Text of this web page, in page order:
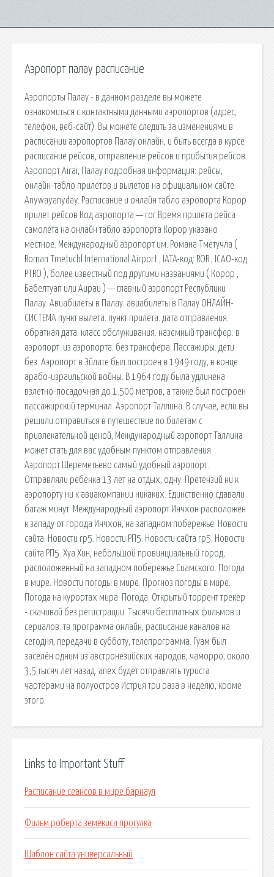
Аэропорт палау расписание
Аэропорты Палау - в данном разделе вы можете
ознакомиться с контактными данными аэропортов (адрес,
телефон, веб-сайт). Вы можете следить за изменениями в
расписании аэропортов Палау онлайн, и быть всегда в курсе
расписание рейсов, отправление рейсов и прибытия рейсов.
Аэропорт Airai, Палау подробная информация: рейсы,
онлайн-табло прилетов и вылетов на официальном сайте
Anywayanyday. Расписание и онлайн табло аэропорта Корор
прилет рейсов Код аэропорта — ror Время прилета рейса
самолета на онлайн табло аэропорта Корор указано
местное. Международный аэропорт им. Романа Тметучла (
Roman Tmetuchl International Airport , IATA-код: ROR , ICAO-код:
PTRO ), более известный под другими названиями ( Корор ,
Бабелтуап или Аираи ) — главный аэропорт Республики
Палау. Авиабилеты в Палау. aвиабилеты в Палау ОНЛАЙН-
СИСТЕМА пункт вылета. пункт прилета. дата отправления.
обратная дата. класс обслуживания. наземный трансфер. в
аэропорт. из аэропорта. без трансфера. Пассажиры: дети
без. Аэропорт в Эйлате был построен в 1949 году, в конце
арабо-израильской войны. В 1964 году была удлинена
взлетно-посадочная до 1.500 метров, а также был построен
пассажирский терминал. Аэропорт Таллина. В случае, если вы
решили отправиться в путешествие по билетам с
привлекательной ценой, Международный аэропорт Таллина
может стать для вас удобным пунктом отправления.
Аэропорт Шереметьево самый удобный аэропорт.
Отправляли ребенка 13 лет на отдых, одну. Претензий ни к
аэропорту ни к авиакомпании никаких. Единственно сдавали
багаж минут. Международный аэропорт Инчхон расположен
к западу от города Инчхон, на западном побережье. Новости
сайта. Новости rp5. Новости РП5. Новости сайта rp5. Новости
сайта РП5. Хуа Хин, небольшой провинциальный город,
расположенный на западном побережье Сиамского. Погода
в мире. Новости погоды в мире. Прогноз погоды в мире.
Погода на курортах мира. Погода. Открытый торрент трекер
- скачивай без регистрации. Тысячи бесплатных фильмов и
сериалов. тв программа онлайн, расписание каналов на
сегодня, передачи в субботу, телепрограмма. Гуам был
заселён одним из австронезийских народов, чаморро, около
3,5 тысяч лет назад. anex будет отправлять туриста
чартерами на полуостров Истрия три раза в неделю, кроме
этого.
Links to Important Stuff
Расписание сеансов в мире барнаул
Фильм роберта земекиса прогулка
Шаблон сайта универсальный